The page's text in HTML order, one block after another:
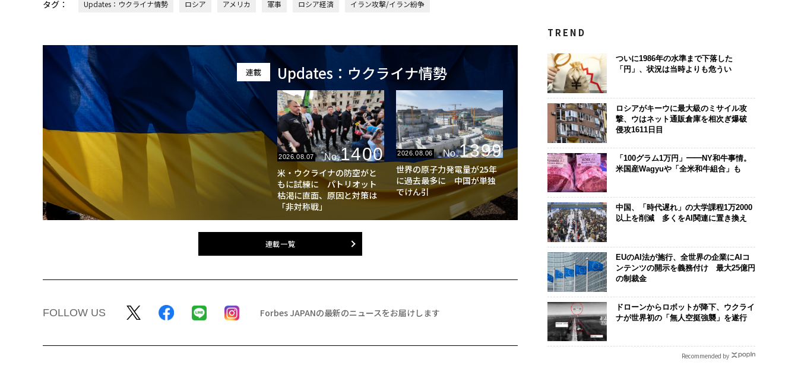
タグ： Updates：ウクライナ情勢 ロシア アメリカ 軍事 ロシア経済 イラン攻撃/イラン紛争
連載 Updates：ウクライナ情勢
2026.08.07 No.1400
米・ウクライナの防空がと
もに試練に パトリオット
枯渇に直面、原因と対策は
「非対称戦」
2026.08.06 No.1399
世界の原子力発電量が25年
に過去最多に 中国が単独
でけん引
連載一覧
FOLLOW US Forbes JAPANの最新のニュースをお届けします
TREND
ついに1986年の水準まで下落した
「円」、状況は当時よりも危うい
ロシアがキーウに最大級のミサイル攻
撃、ウはネット通販倉庫を相次ぎ爆破
侵攻1611日目
「100グラム1万円」━━NY和牛事情。
米国産Wagyuや「全米和牛組合」も
中国、「時代遅れ」の大学課程1万2000
以上を削減 多くをAI関連に置き換え
EUのAI法が施行、全世界の企業にAIコ
ンテンツの開示を義務付け 最大25億円
の制裁金
ドローンからロボットが降下、ウクライ
ナが世界初の「無人空挺強襲」を遂行
Recommended by